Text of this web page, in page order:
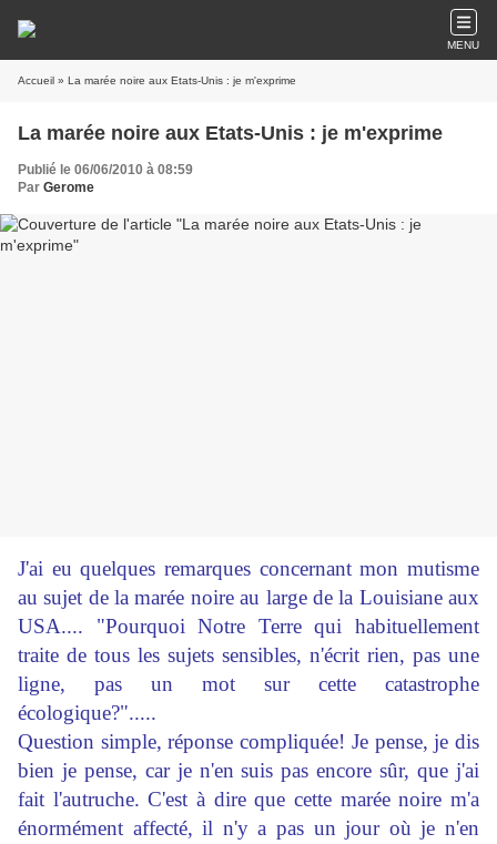
MENU
Accueil » La marée noire aux Etats-Unis : je m'exprime
La marée noire aux Etats-Unis : je m'exprime
Publié le 06/06/2010 à 08:59
Par Gerome
J'ai eu quelques remarques concernant mon mutisme
au sujet de la marée noire au large de la Louisiane aux
USA.... "Pourquoi Notre Terre qui habituellement
traite de tous les sujets sensibles, n'écrit rien, pas une
ligne, pas un mot sur cette catastrophe
écologique?".....
Question simple, réponse compliquée! Je pense, je dis
bien je pense, car je n'en suis pas encore sûr, que j'ai
fait l'autruche. C'est à dire que cette marée noire m'a
énormément affecté, il n'y a pas un jour où je n'en